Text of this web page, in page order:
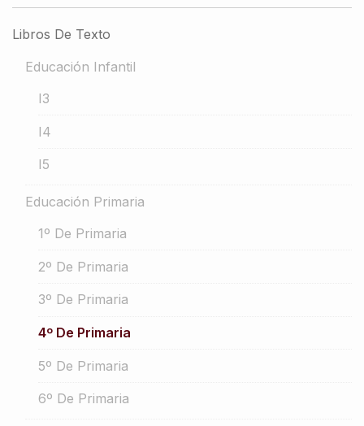
Libros De Texto
Educación Infantil
I3
I4
I5
Educación Primaria
1º De Primaria
2º De Primaria
3º De Primaria
4º De Primaria
5º De Primaria
6º De Primaria